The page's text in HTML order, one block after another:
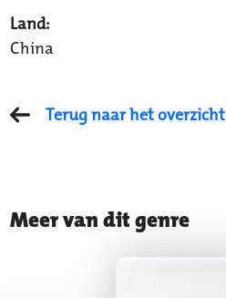
Land:
China
Terug naar het overzicht
Meer van dit genre